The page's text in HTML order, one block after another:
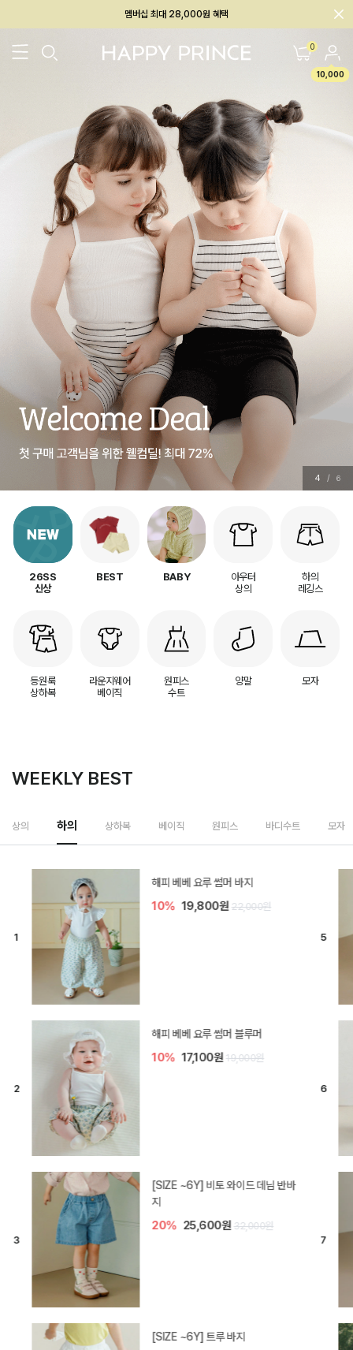
회원전용 아울렛, 가입하면 ~60% 할인!
0
10,000
4 / 6
26SS
신상
BEST BABY
아우터
상의
하의
레깅스
등원룩
상하복
라운지웨어
베이직
원피스
수트
양말 모자
WEEKLY BEST
상의 하의 상하복 베이직 원피스 바디수트 모자
[SIZE ~6Y] 델린 린넨 바지
10% 21,600원 24,000원
듀이 아기 바지
10% 17,100원 19,000원
[SIZE ~6Y] 라핀 카프리 팬츠
30%
엘로디 니트 아기 바지